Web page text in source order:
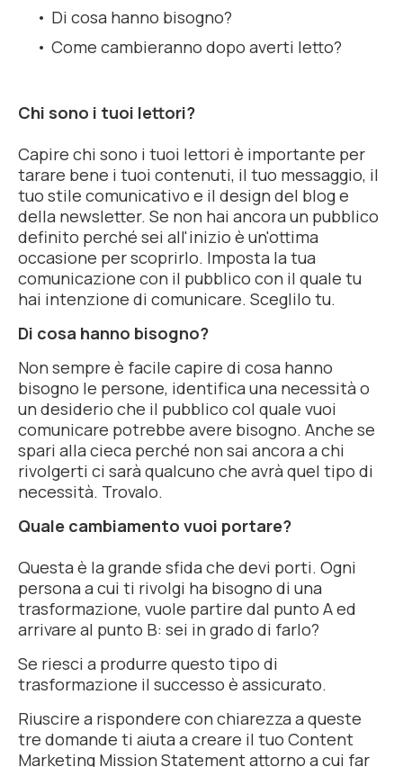
Di cosa hanno bisogno?
Come cambieranno dopo averti letto?
Chi sono i tuoi lettori?
Capire chi sono i tuoi lettori è importante per
tarare bene i tuoi contenuti, il tuo messaggio, il
tuo stile comunicativo e il design del blog e
della newsletter. Se non hai ancora un pubblico
definito perché sei all'inizio è un'ottima
occasione per scoprirlo. Imposta la tua
comunicazione con il pubblico con il quale tu
hai intenzione di comunicare. Sceglilo tu.
Di cosa hanno bisogno?
Non sempre è facile capire di cosa hanno
bisogno le persone, identifica una necessità o
un desiderio che il pubblico col quale vuoi
comunicare potrebbe avere bisogno. Anche se
spari alla cieca perché non sai ancora a chi
rivolgerti ci sarà qualcuno che avrà quel tipo di
necessità. Trovalo.
Quale cambiamento vuoi portare?
Questa è la grande sfida che devi porti. Ogni
persona a cui ti rivolgi ha bisogno di una
trasformazione, vuole partire dal punto Aed
arrivare al punto B: sei in grado di farlo?
Se riesci a produrre questo tipo di
trasformazione il successo è assicurato.
Riuscire a rispondere con chiarezza a queste
tre domande ti aiuta a creare il tuo Content
Marketing Mission Statementattorno a cui far